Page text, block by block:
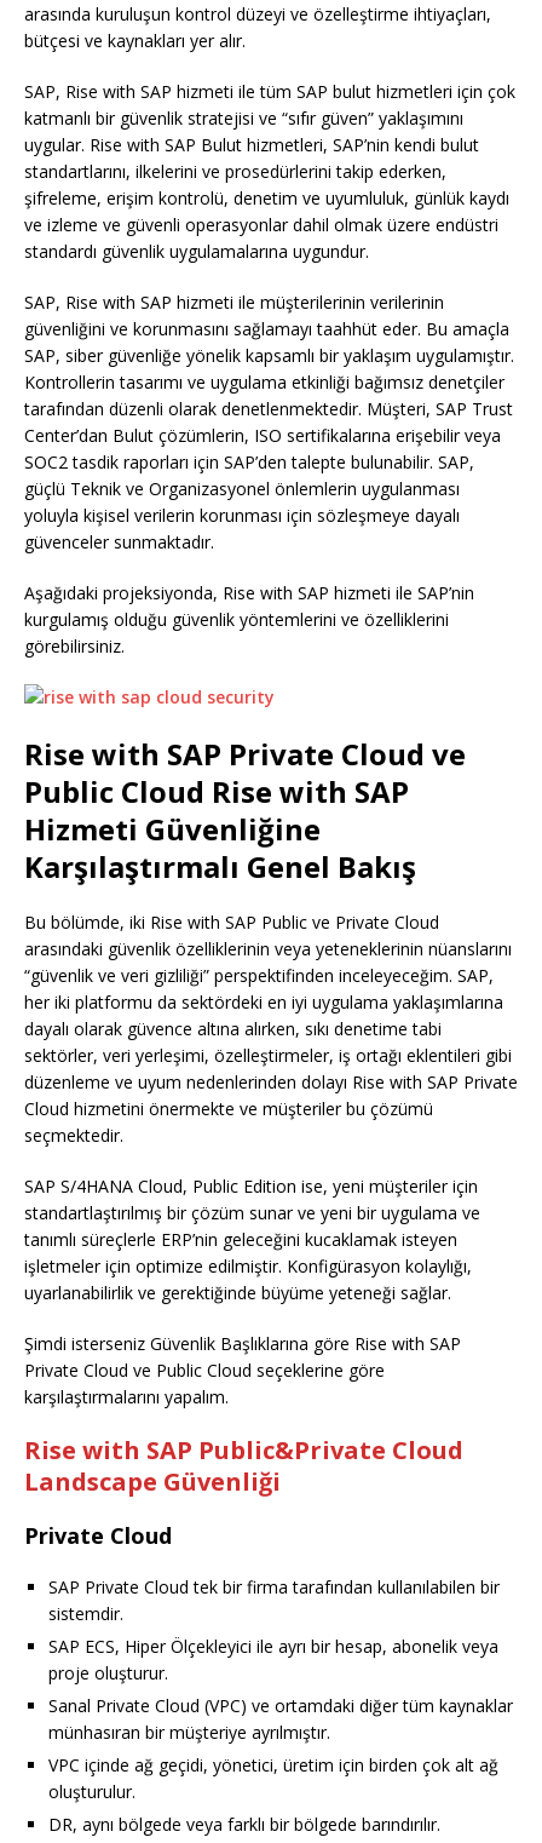
arasında kuruluşun kontrol düzeyi ve özelleştirme ihtiyaçları,
bütçesi ve kaynakları yer alır.
SAP, Rise with SAP hizmeti ile tüm SAP bulut hizmetleri için çok
katmanlı bir güvenlik stratejisi ve “sıfır güven” yaklaşımını
uygular. Rise with SAP Bulut hizmetleri, SAP’nin kendi bulut
standartlarını, ilkelerini ve prosedürlerini takip ederken,
şifreleme, erişim kontrolü, denetim ve uyumluluk, günlük kaydı
ve izleme ve güvenli operasyonlar dahil olmak üzere endüstri
standardı güvenlik uygulamalarına uygundur.
SAP, Rise with SAP hizmeti ile müşterilerinin verilerinin
güvenliğini ve korunmasını sağlamayı taahhüt eder. Bu amaçla
SAP, siber güvenliğe yönelik kapsamlı bir yaklaşım uygulamıştır.
Kontrollerin tasarımı ve uygulama etkinliği bağımsız denetçiler
tarafından düzenli olarak denetlenmektedir. Müşteri, SAP Trust
Center’dan Bulut çözümlerin, ISO sertifikalarına erişebilir veya
SOC2 tasdik raporları için SAP’den talepte bulunabilir. SAP,
güçlü Teknik ve Organizasyonel önlemlerin uygulanması
yoluyla kişisel verilerin korunması için sözleşmeye dayalı
güvenceler sunmaktadır.
Aşağıdaki projeksiyonda, Rise with SAP hizmeti ile SAP’nin
kurgulamış olduğu güvenlik yöntemlerini ve özelliklerini
görebilirsiniz.
Rise with SAP Private Cloud ve
Public Cloud Rise with SAP
Hizmeti Güvenliğine
Karşılaştırmalı Genel Bakış
Bu bölümde, iki Rise with SAP Public ve Private Cloud
arasındaki güvenlik özelliklerinin veya yeteneklerinin nüanslarını
“güvenlik ve veri gizliliği” perspektifinden inceleyeceğim. SAP,
her iki platformu da sektördeki en iyi uygulama yaklaşımlarına
dayalı olarak güvence altına alırken, sıkı denetime tabi
sektörler, veri yerleşimi, özelleştirmeler, iş ortağı eklentileri gibi
düzenleme ve uyum nedenlerinden dolayı Rise with SAP Private
Cloud hizmetini önermekte ve müşteriler bu çözümü
seçmektedir.
SAP S/4HANA Cloud, Public Edition ise, yeni müşteriler için
standartlaştırılmış bir çözüm sunar ve yeni bir uygulama ve
tanımlı süreçlerle ERP’nin geleceğini kucaklamak isteyen
işletmeler için optimize edilmiştir. Konfigürasyon kolaylığı,
uyarlanabilirlik ve gerektiğinde büyüme yeteneği sağlar.
Şimdi isterseniz Güvenlik Başlıklarına göre Rise with SAP
Private Cloud ve Public Cloud seçeklerine göre
karşılaştırmalarını yapalım.
Rise with SAP Public&Private Cloud
Landscape Güvenliği
Private Cloud
SAP Private Cloud tek bir firma tarafından kullanılabilen bir
sistemdir.
SAP ECS, Hiper Ölçekleyici ile ayrı bir hesap, abonelik veya
proje oluşturur.
Sanal Private Cloud (VPC) ve ortamdaki diğer tüm kaynaklar
münhasıran bir müşteriye ayrılmıştır.
VPC içinde ağ geçidi, yönetici, üretim için birden çok alt ağ
oluşturulur.
DR, aynı bölgede veya farklı bir bölgede barındırılır.